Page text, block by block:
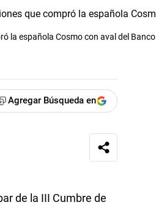
la española Cosmo con aval del Banco
Agregar Búsqueda en
de la III Cumbre de